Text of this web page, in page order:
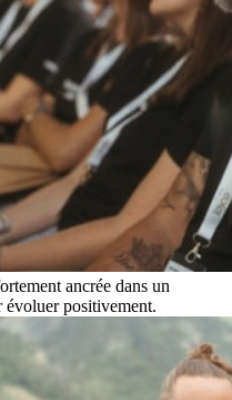
ancrée dans un
évoluer positivement.